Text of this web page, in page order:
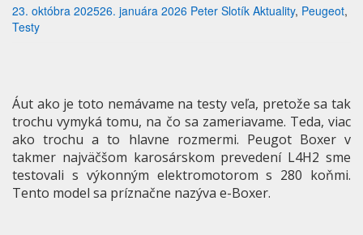
23. októbra 202526. januára 2026 Peter Slotík Aktuality, Peugeot,
Testy
Áut ako je toto nemávame na testy veľa, pretože sa tak
trochu vymyká tomu, na čo sa zameriavame. Teda, viac
ako trochu a to hlavne rozmermi. Peugot Boxer v
takmer najväčšom karosárskom prevedení L4H2 sme
testovali s výkonným elektromotorom s 280 koňmi.
Tento model sa príznačne nazýva e-Boxer.